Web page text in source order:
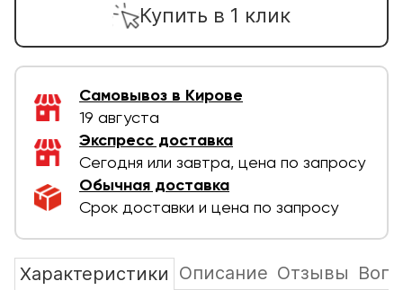
Купить в 1 клик
Самовывоз в Кирове
19 августа
Экспресс доставка
Сегодня или завтра, цена по запросу
Обычная доставка
Срок доставки и цена по запросу
Характеристики Описание Отзывы